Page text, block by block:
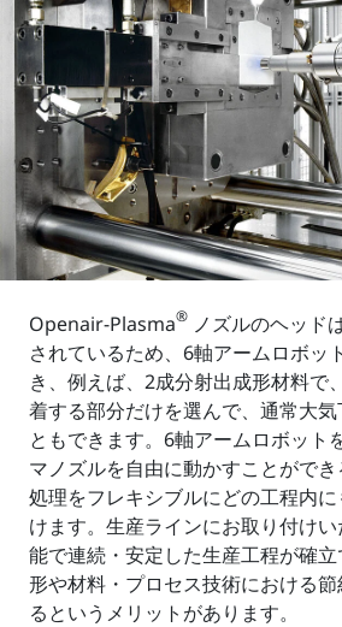
Openair-Plasma® ノズルのヘッド
されているため、6軸アームロボッ
き、例えば、2成分射出成形材料で
着する部分だけを選んで、通常大
ともできます。6軸アームロボット
マノズルを自由に動かすことがで
処理をフレキシブルにどの工程内
けます。生産ラインにお取り付け
能で連続・安定した生産工程が確
形や材料・プロセス技術における
るというメリットがあります。